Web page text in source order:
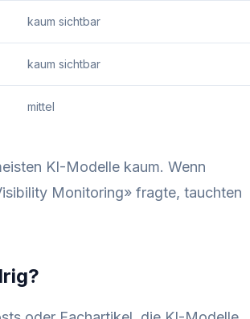
kaum sichtbar
kaum sichtbar
mittel
KI-Modelle kaum. Wenn
Monitoring» fragte, tauchten